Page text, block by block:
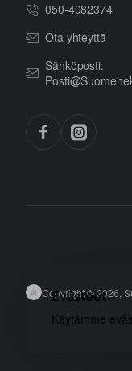
Evästeet
Käytämme
050-4082374
Ota yhteyttä
Sähköposti:
Copyright © 2026,